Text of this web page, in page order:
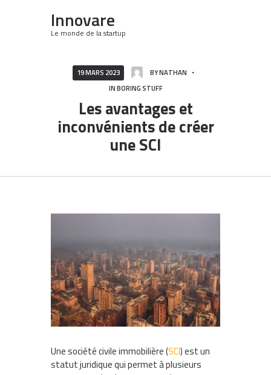
Innovare
Le monde de la startup
19 MARS 2023 BYNATHAN
INBORING STUFF
Les avantages et
inconvénients de créer
une SCI
Une société civile immobilière (SCI) est un
statut juridique qui permet à plusieurs